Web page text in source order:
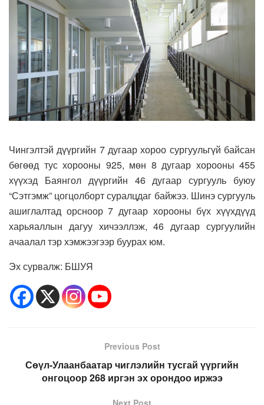
Чингэлтэй дүүргийн 7 дугаар хороо сургуульгүй байсан
бөгөөд тус хорооны 925, мөн 8 дугаар хорооны 455
хүүхэд Баянгол дүүргийн 46 дугаар сургууль буюу
“Сэтгэмж” цогцолборт суралцдаг байжээ. Шинэ сургууль
ашиглалтад орсноор 7 дугаар хорооны бүх хүүхдүүд
харьяаллын дагуу хичээллэж, 46 дугаар сургуулийн
ачаалал тэр хэмжээгээр буурах юм.
Эх сурвалж: БШУЯ
Previous Post
Сөүл-Улаанбаатар чиглэлийн тусгай үүргийн
онгоцоор 268 иргэн эх орондоо иржээ